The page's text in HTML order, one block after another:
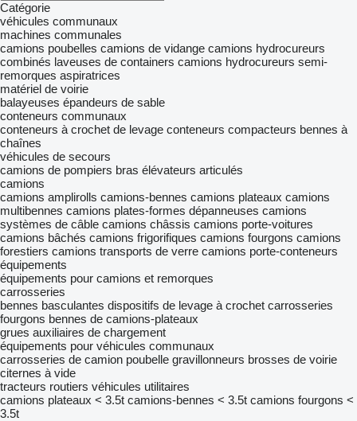
Catégorie
véhicules communaux
machines communales
camions poubelles camions de vidange camions hydrocureurs
combinés laveuses de containers camions hydrocureurs semi-
remorques aspiratrices
matériel de voirie
balayeuses épandeurs de sable
conteneurs communaux
conteneurs à crochet de levage conteneurs compacteurs bennes à
chaînes
véhicules de secours
camions de pompiers bras élévateurs articulés
camions
camions amplirolls camions-bennes camions plateaux camions
multibennes camions plates-formes dépanneuses camions
systèmes de câble camions châssis camions porte-voitures
camions bâchés camions frigorifiques camions fourgons camions
forestiers camions transports de verre camions porte-conteneurs
équipements
équipements pour camions et remorques
carrosseries
bennes basculantes dispositifs de levage à crochet carrosseries
fourgons bennes de camions-plateaux
grues auxiliaires de chargement
équipements pour véhicules communaux
carrosseries de camion poubelle gravillonneurs brosses de voirie
citernes à vide
tracteurs routiers véhicules utilitaires
camions plateaux < 3.5t camions-bennes < 3.5t camions fourgons <
3.5t